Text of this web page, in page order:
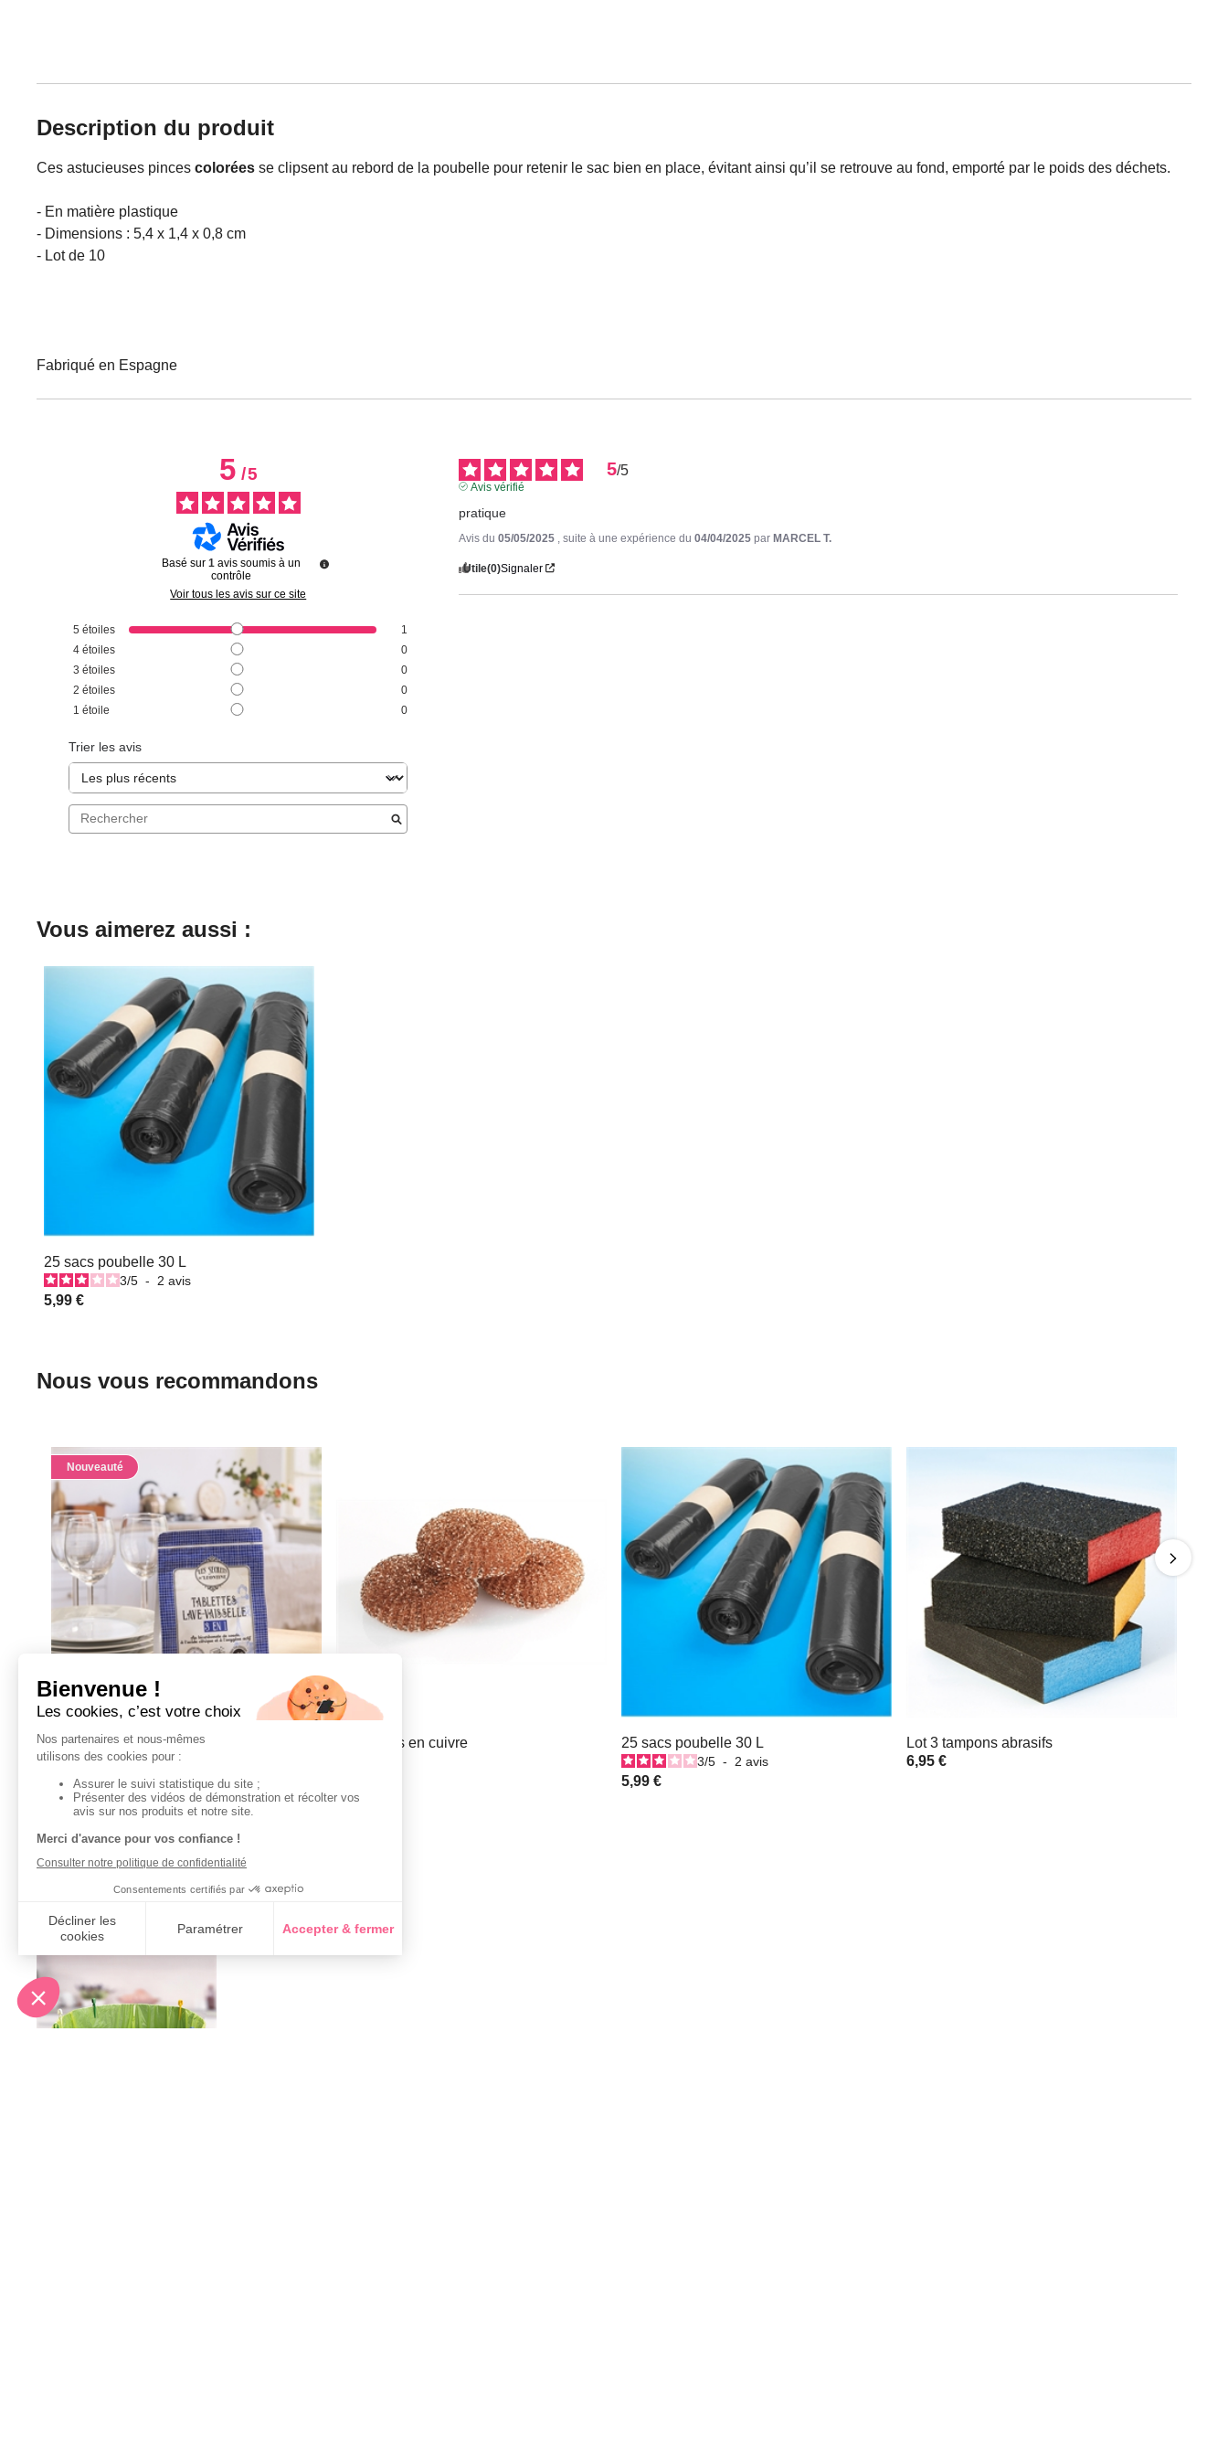
Description du produit
Ces astucieuses pinces colorées se clipsent au rebord de la poubelle pour retenir le sac bien en place, évitant ainsi qu’il se retrouve au fond, emporté par le poids des déchets.
- En matière plastique
- Dimensions : 5,4 x 1,4 x 0,8 cm
- Lot de 10
Fabriqué en Espagne
5/5
Basé sur 1 avis soumis à un
contrôle
Voir tous les avis sur ce site
5 étoiles
1
4 étoiles
0
3 étoiles
0
2 étoiles
0
1 étoile 0
Trier les avis
5/5
Avis vérifié
pratique
Avis du05/05/2025 , suite à une expérience du04/04/2025 parMARCEL T.
Utile(0)Signaler
Vous aimerez aussi :
25 sacs poubelle 30 L
3/5 - 2 avis
5,99 €
Nous vous recommandons
Nouveauté
Lot de 30 tablettes lave-vaisselle
9,99 €
3 éponges en cuivre
25 sacs poubelle 30 L
3/5 - 2 avis
5,99 €
Lot 3 tampons abrasifs
6,95 €
Derniers articles consultés